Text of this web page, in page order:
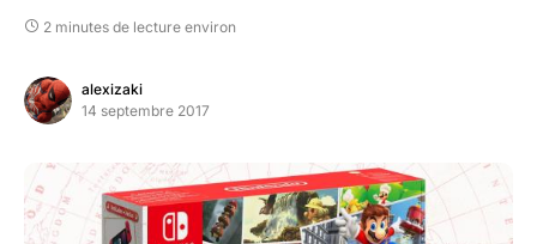
2 minutes de lecture environ
alexizaki
14 septembre 2017